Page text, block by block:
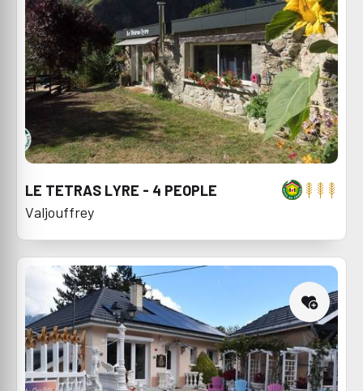
LE TETRAS LYRE - 4 PEOPLE
Valjouffrey